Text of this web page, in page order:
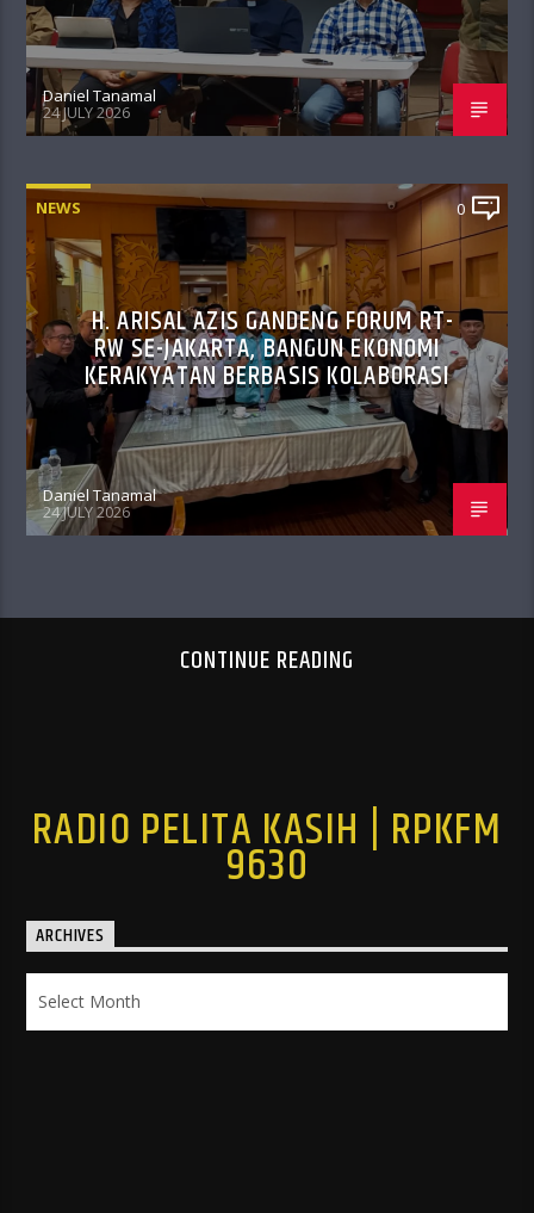
Daniel Tanamal
24 JULY 2026
NEWS 0
H. ARISAL AZIS GANDENG FORUM RT-
RW SE-JAKARTA, BANGUN EKONOMI
KERAKYATAN BERBASIS KOLABORASI
Daniel Tanamal
24 JULY 2026
CONTINUE READING
RADIO PELITA KASIH | RPKFM
9630
ARCHIVES